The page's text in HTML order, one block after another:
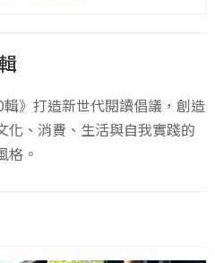
輯》打造新世代閱讀倡議，創造
化、消費、生活與自我實踐的
格。